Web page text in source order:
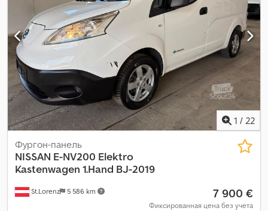
1 / 22
St.Lorenz 5 586 km
Фургон-панель
NISSAN E-NV200 Elektro
Kastenwagen 1.Hand BJ-2019
7 900 €
Фиксированная цена без учета